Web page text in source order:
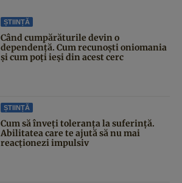
ȘTIINȚĂ
Când cumpărăturile devin o
dependență. Cum recunoști oniomania
și cum poți ieși din acest cerc
ȘTIINȚĂ
Cum să înveți toleranța la suferință.
Abilitatea care te ajută să nu mai
reacționezi impulsiv